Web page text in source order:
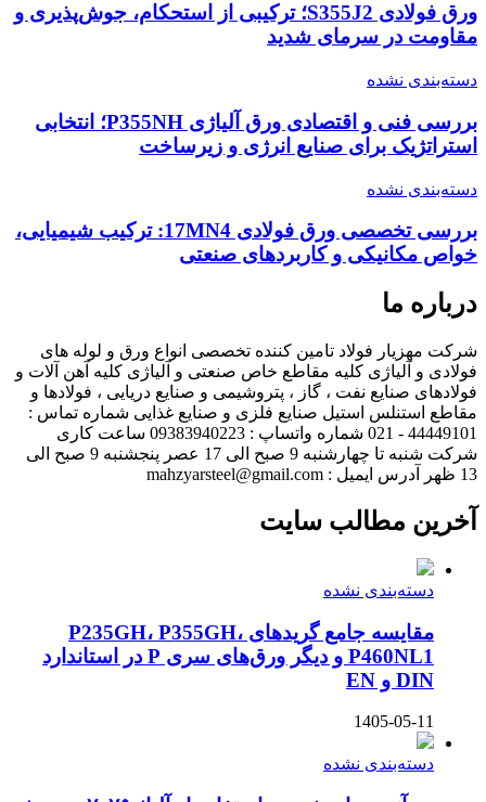
ورق فولادی S355J2؛ ترکیبی از استحکام، جوش‌پذیری و
مقاومت در سرمای شدید
دسته‌بندی نشده
بررسی فنی و اقتصادی ورق آلیاژی P355NH؛ انتخابی
استراتژیک برای صنایع انرژی و زیرساخت
دسته‌بندی نشده
بررسی تخصصی ورق فولادی 17MN4: ترکیب شیمیایی،
خواص مکانیکی و کاربردهای صنعتی
درباره ما
شرکت مهزیار فولاد تامین کننده تخصصی انواع ورق و لوله های
فولادی و آلیاژی کلیه مقاطع خاص صنعتی و آلیاژی کلیه آهن آلات و
فولادهای صنایع نفت ، گاز ، پتروشیمی و صنایع دریایی ، فولادها و
مقاطع استنلس استیل صنایع فلزی و صنایع غذایی شماره تماس :
44449101 - 021 شماره واتساپ : 09383940223 ساعت کاری
شرکت شنبه تا چهارشنبه 9 صبح الی 17 عصر پنجشنبه 9 صبح الی
13 ظهر آدرس ایمیل : mahzyarsteel@gmail.com
آخرین مطالب سایت
دسته‌بندی نشده
مقایسه جامع گریدهای P235GH، P355GH،
P460NL1 و دیگر ورق‌های سری P در استاندارد
DIN و EN
1405-05-11
دسته‌بندی نشده